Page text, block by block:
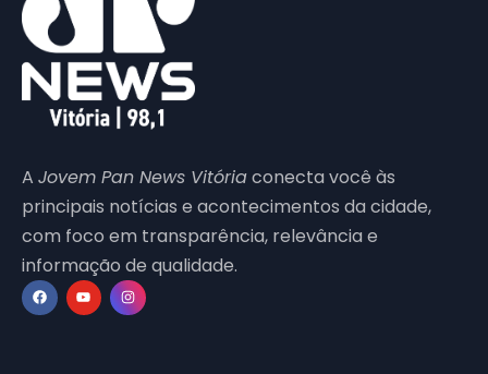
A Jovem Pan News Vitóriaconecta você às
principais notícias e acontecimentos da cidade,
com foco em transparência, relevância e
informação de qualidade.